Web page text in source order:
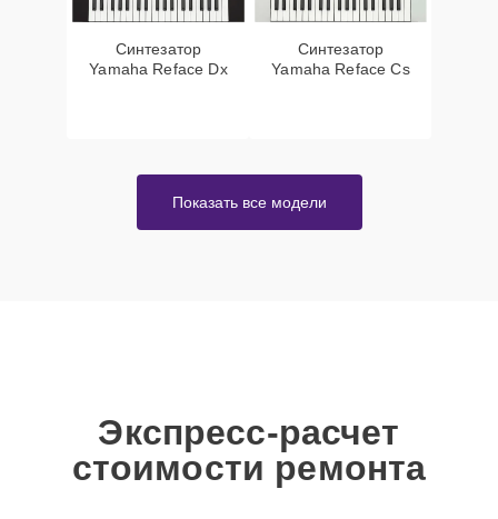
Синтезатор
Yamaha Reface Dx
Синтезатор
Yamaha Reface Cs
Показать все модели
Экспресс-расчет
стоимости ремонта